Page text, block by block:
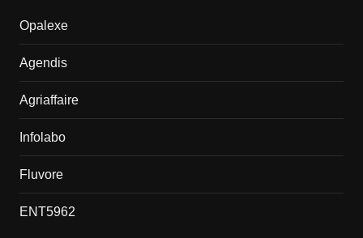
Opalexe
Agendis
Agriaffaire
Infolabo
Fluvore
ENT5962